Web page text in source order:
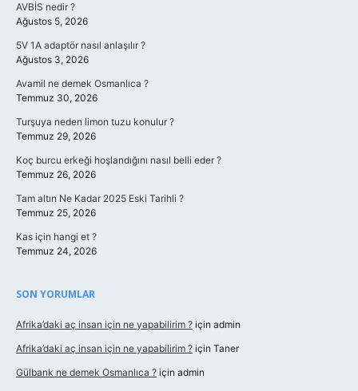
AVBİS nedir ?
Ağustos 5, 2026
5V 1A adaptör nasıl anlaşılır ?
Ağustos 3, 2026
Avamil ne demek Osmanlıca ?
Temmuz 30, 2026
Turşuya neden limon tuzu konulur ?
Temmuz 29, 2026
Koç burcu erkeği hoşlandığını nasıl belli eder ?
Temmuz 26, 2026
Tam altın Ne Kadar 2025 Eski Tarihli ?
Temmuz 25, 2026
Kas için hangi et ?
Temmuz 24, 2026
SON YORUMLAR
Afrika’daki aç insan için ne yapabilirim ? için admin
Afrika’daki aç insan için ne yapabilirim ? için Taner
Gülbank ne demek Osmanlıca ? için admin